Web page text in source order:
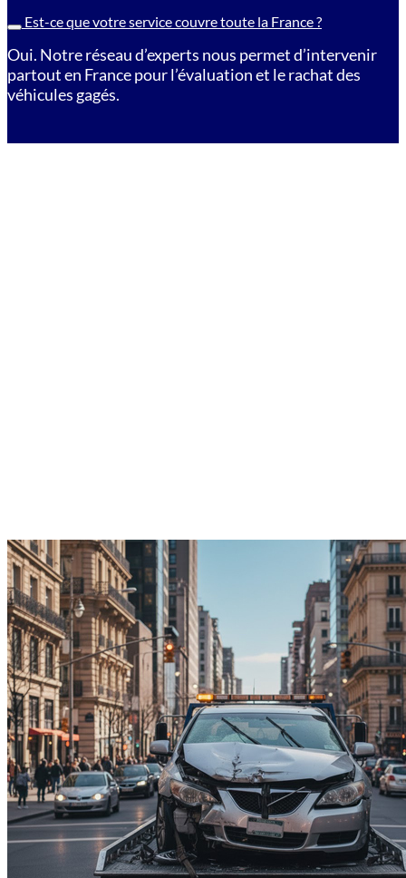
Est-ce que votre service couvre toute la France ?
Oui. Notre réseau d’experts nous permet d’intervenir
partout en France pour l’évaluation et le rachat des
véhicules gagés.